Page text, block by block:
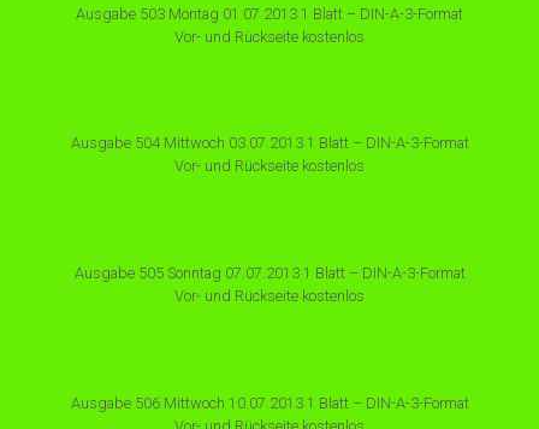
Ausgabe 503 Montag 01.07.2013 1 Blatt – DIN-A-3-Format
Vor- und Rückseite kostenlos
Ausgabe 504 Mittwoch 03.07.2013 1 Blatt – DIN-A-3-Format
Vor- und Rückseite kostenlos
Ausgabe 505 Sonntag 07.07.2013 1 Blatt – DIN-A-3-Format
Vor- und Rückseite kostenlos
Ausgabe 506 Mittwoch 10.07.2013 1 Blatt – DIN-A-3-Format